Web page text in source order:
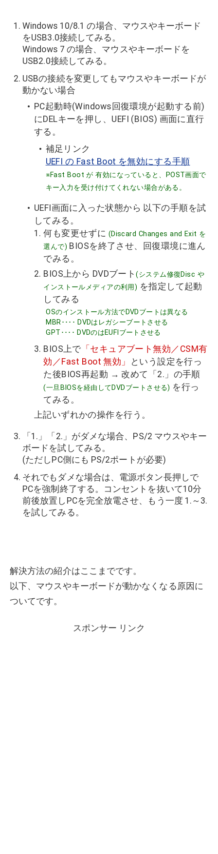
Windows 10/8.1 の場合、マウスやキーボード
をUSB3.0接続してみる。
Windows 7 の場合、マウスやキーボードを
USB2.0接続してみる。
USBの接続を変更してもマウスやキーボードが
動かない場合
PC起動時(Windows回復環境が起動する前)
にDELキーを押し、UEFI (BIOS) 画面に直行
する。
補足リンク
UEFI の Fast Boot を無効にする手順
※Fast Boot が 有効になっていると、POST画面で
キー入力を受け付けてくれない場合がある。
UEFI画面に入った状態から 以下の手順を試
してみる。
何も変更せずに (Discard Changes and Exit を
選んで) BIOSを終了させ、回復環境に進ん
でみる。
BIOS上から DVDブート(システム修復Disc や
インストールメディアの利用) を指定して起動
してみる
OSのインストール方法でDVDブートは異なる
MBR････ DVDはレガシーブートさせる
GPT････ DVDのはEUFIブートさせる
BIOS上で「セキュアブート無効／CSM有
効／Fast Boot 無効」
という設定を行っ
た後BIOS再起動 → 改めて「2.」の手順
(一旦BIOSを経由してDVDブートさせる) を行っ
てみる。
上記いずれかの操作を行う。
「1.」「2.」がダメな場合、PS/2 マウスやキー
ボードを試してみる。
(ただしPC側にも PS/2ポートが必要)
それでもダメな場合は、電源ボタン長押しで
PCを強制終了する。コンセントを抜いて10分
前後放置しPCを完全放電させ、もう一度 1.～3.
を試してみる。
解決方法の紹介はここまでです。
以下、マウスやキーボードが動かなくなる原因に
ついてです。
スポンサー リンク